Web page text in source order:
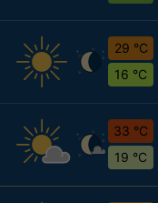
29 °C
16 °C
33 °C
19 °C